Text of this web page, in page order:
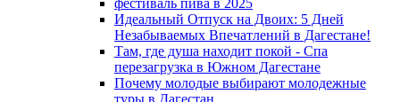
фестиваль пива в 2025
Идеальный Отпуск на Двоих: 5 Дней
Незабываемых Впечатлений в Дагестане!
Там, где душа находит покой - Спа
перезагрузка в Южном Дагестане
Почему молодые выбирают молодежные
туры в Дагестан.